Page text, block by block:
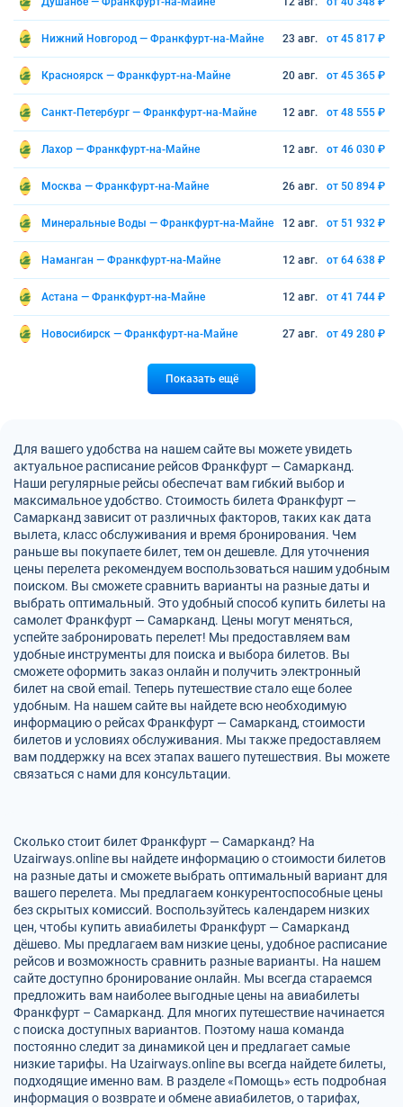
Нижний Новгород — Франкфурт-на-Майне 23 авг. от 45 817 ₽
Красноярск — Франкфурт-на-Майне 20 авг. от 45 365 ₽
Санкт-Петербург — Франкфурт-на-Майне 12 авг. от 48 555 ₽
Лахор — Франкфурт-на-Майне 12 авг. от 46 030 ₽
Москва — Франкфурт-на-Майне 26 авг. от 50 894 ₽
Минеральные Воды — Франкфурт-на-Майне 12 авг. от 51 932 ₽
Наманган — Франкфурт-на-Майне 12 авг. от 64 638 ₽
Астана — Франкфурт-на-Майне 12 авг. от 41 744 ₽
Новосибирск — Франкфурт-на-Майне 27 авг. от 49 280 ₽
Показать ещё
Для вашего удобства на нашем сайте вы можете увидеть
актуальное расписание рейсов Франкфурт — Самарканд.
Наши регулярные рейсы обеспечат вам гибкий выбор и
максимальное удобство. Стоимость билета Франкфурт —
Самарканд зависит от различных факторов, таких как дата
вылета, класс обслуживания и время бронирования. Чем
раньше вы покупаете билет, тем он дешевле. Для уточнения
цены перелета рекомендуем воспользоваться нашим удобным
поиском. Вы сможете сравнить варианты на разные даты и
выбрать оптимальный. Это удобный способ купить билеты на
самолет Франкфурт — Самарканд. Цены могут меняться,
успейте забронировать перелет! Мы предоставляем вам
удобные инструменты для поиска и выбора билетов. Вы
сможете оформить заказ онлайн и получить электронный
билет на свой email. Теперь путешествие стало еще более
удобным. На нашем сайте вы найдете всю необходимую
информацию о рейсах Франкфурт — Самарканд, стоимости
билетов и условиях обслуживания. Мы также предоставляем
вам поддержку на всех этапах вашего путешествия. Вы можете
связаться с нами для консультации.
Сколько стоит билет Франкфурт — Самарканд? На
Uzairways.online вы найдете информацию о стоимости билетов
на разные даты и сможете выбрать оптимальный вариант для
вашего перелета. Мы предлагаем конкурентоспособные цены
без скрытых комиссий. Воспользуйтесь календарем низких
цен, чтобы купить авиабилеты Франкфурт — Самарканд
дёшево. Мы предлагаем вам низкие цены, удобное расписание
рейсов и возможность сравнить разные варианты. На нашем
сайте доступно бронирование онлайн. Мы всегда стараемся
предложить вам наиболее выгодные цены на авиабилеты
Франкфурт – Самарканд. Для многих путешествие начинается
с поиска доступных вариантов. Поэтому наша команда
постоянно следит за динамикой цен и предлагает самые
низкие тарифы. На Uzairways.online вы всегда найдете билеты,
подходящие именно вам. В разделе «Помощь» есть подробная
информация о возврате и обмене авиабилетов, о тарифах,